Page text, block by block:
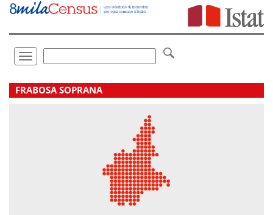
Vai
direttamente
Toggle
navigation
.
FRABOSA SOPRANA